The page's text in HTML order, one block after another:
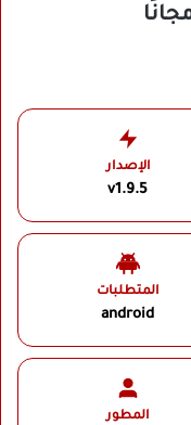
الإصدار
v1.9.5
المتطلبات
android
المطور